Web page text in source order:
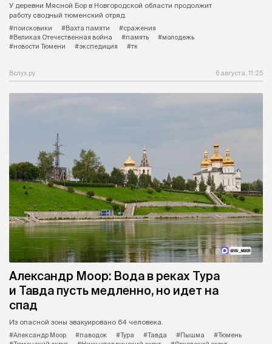
У деревни Мясной Бор в Новгородской области продолжит
работу сводный тюменский отряд.
#поисковики
#Вахта памяти
#сражения
#Великая Отечественная война
#память
#молодежь
#новости Тюмени
#экспедиция #тк
Вслух.ру 6 августа, 11:25
Александр Моор: Вода в реках Тура
и Тавда пусть медленно, но идет на
спад
Из опасной зоны эвакуировано 64 человека.
#Александр Моор
#паводок #Тура #Тавда #Пышма
#Тюмень